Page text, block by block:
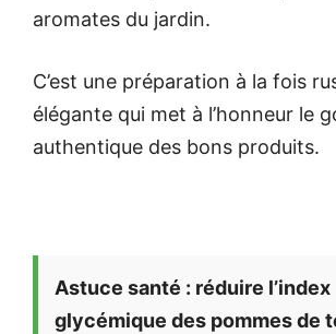
aromates du jardin.
C’est une préparation à la fois
élégante qui met à l’honneur le
authentique des bons produits.
Astuce santé : réduire l’index
glycémique des pommes de